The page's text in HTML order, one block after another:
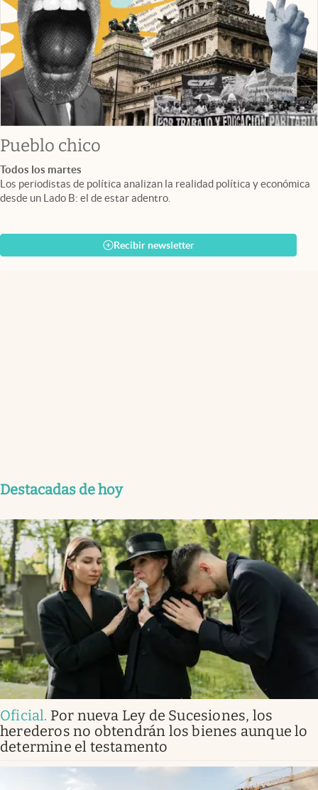
Pueblo chico
Todos los martes
Los periodistas de política analizan la realidad política y económica
desde un Lado B: el de estar adentro.
Recibir newsletter
Destacadas de hoy
Oficial. Por nueva Ley de Sucesiones, los
herederos no obtendrán los bienes aunque lo
determine el testamento